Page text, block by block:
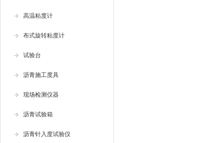
高温粘度计
布式旋转粘度计
试验台
沥青施工度具
现场检测仪器
沥青试验箱
沥青针入度试验仪